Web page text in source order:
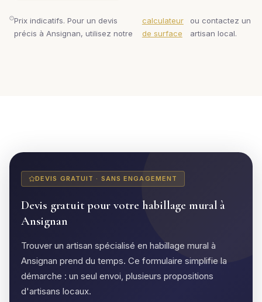
Prix indicatifs. Pour un devis
précis à Ansignan, utilisez notre
calculateur
de surface
ou contactez un
artisan local.
DEVIS GRATUIT · SANS ENGAGEMENT
Devis gratuit pour votre habillage mural à
Ansignan
Trouver un artisan spécialisé en habillage mural à
Ansignan prend du temps. Ce formulaire simplifie la
démarche : un seul envoi, plusieurs propositions
d'artisans locaux.